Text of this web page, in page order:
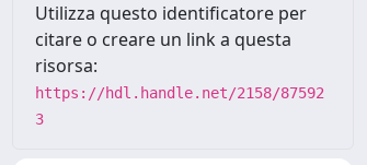
Utilizza questo identificatore per
citare o creare un link a questa
risorsa:
https://hdl.handle.net/2158/87592
3